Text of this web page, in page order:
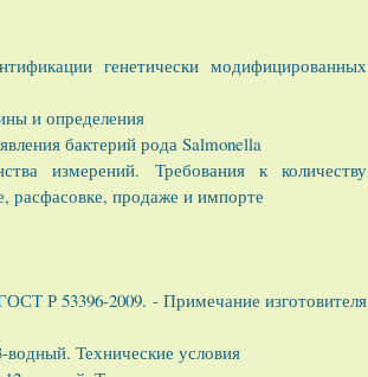
генетически модифицированных
и определения
бактерий рода Salmonella
измерений. Требования к количеству
расфасовке, продаже и импорте
Р 53396-2009. - Примечание изготовителя
Технические условия